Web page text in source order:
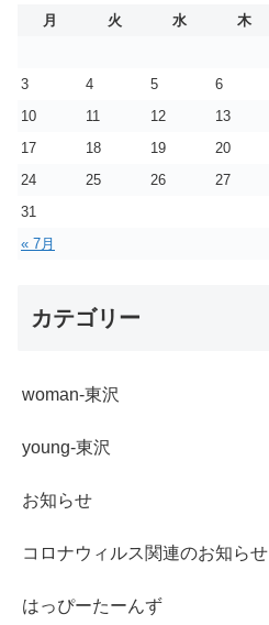
月 火 水 木
3
4 5 6
10
11 12 13
17
18 19 20
24
25 26 27
31
« 7月
カテゴリー
woman-東沢
young-東沢
お知らせ
コロナウィルス関連のお知らせ
はっぴーたーんず